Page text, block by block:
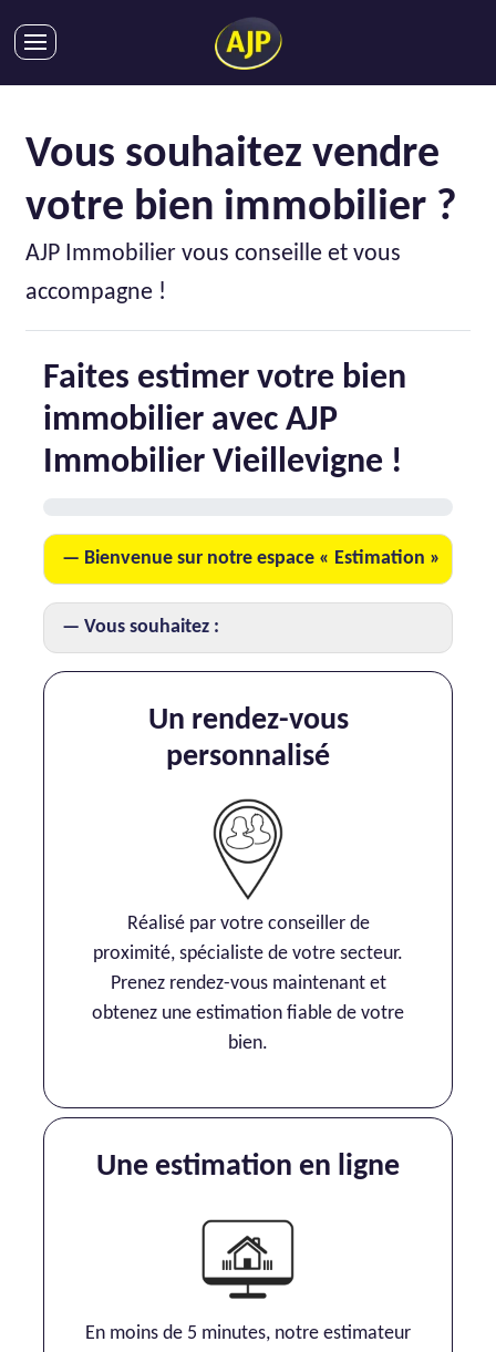
VENTES
LOCATIONS
GESTION LOCATIVE
SYNDIC
ENTREPRISES
DEVENIR FRANCHISÉ
Service Qualité Clients
Vous souhaitez vendre
votre bien immobilier ?
AJP Immobilier vous conseille et vous
accompagne !
Faites estimer votre bien
immobilier avec AJP
Immobilier Vieillevigne !
Bienvenue sur notre espace « Estimation »
Vous souhaitez :
Un rendez-vous
personnalisé
Réalisé par votre conseiller de
proximité, spécialiste de votre secteur.
Prenez rendez-vous maintenant et
obtenez une estimation fiable de votre
bien.
Une estimation en ligne
En moins de 5 minutes, notre estimateur